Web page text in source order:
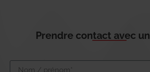
Prendre contact avec